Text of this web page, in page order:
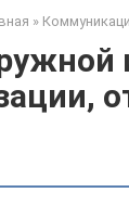
»